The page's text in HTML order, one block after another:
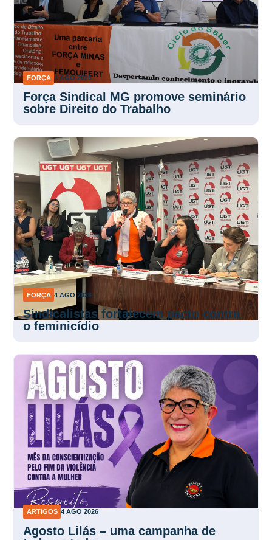
FORÇA 4 AGO 2026
Força Sindical MG promove seminário
sobre Direito do Trabalho
FORÇA 4 AGO 2026
Sindicalistas fortalecem pacto contra
o feminicídio
ARTIGOS 4 AGO 2026
Agosto Lilás – uma campanha de
todos e todas